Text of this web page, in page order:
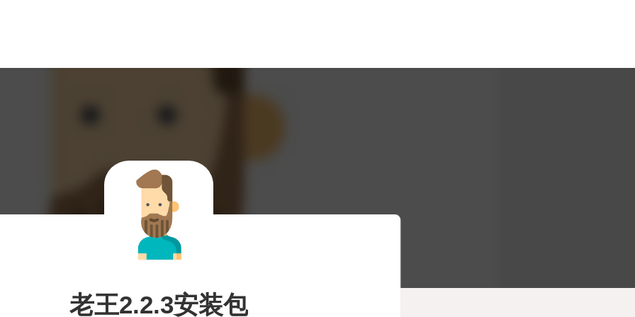
老王2.2.3安装包